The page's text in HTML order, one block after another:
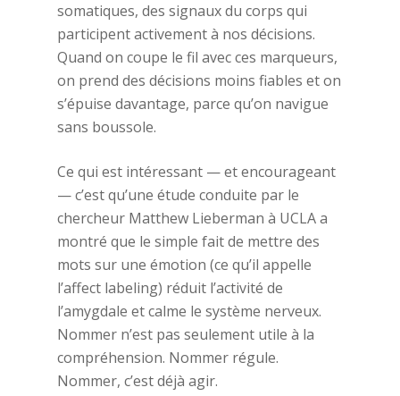
somatiques, des signaux du corps qui
participent activement à nos décisions.
Quand on coupe le fil avec ces marqueurs,
on prend des décisions moins fiables et on
s’épuise davantage, parce qu’on navigue
sans boussole.
Ce qui est intéressant — et encourageant
— c’est qu’une étude conduite par le
chercheur Matthew Lieberman à UCLA a
montré que le simple fait de mettre des
mots sur une émotion (ce qu’il appelle
l’affect labeling) réduit l’activité de
l’amygdale et calme le système nerveux.
Nommer n’est pas seulement utile à la
compréhension. Nommer régule.
Nommer, c’est déjà agir.